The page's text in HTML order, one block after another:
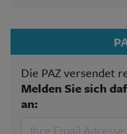
Die PAZ versendet
Melden Sie sich
an: